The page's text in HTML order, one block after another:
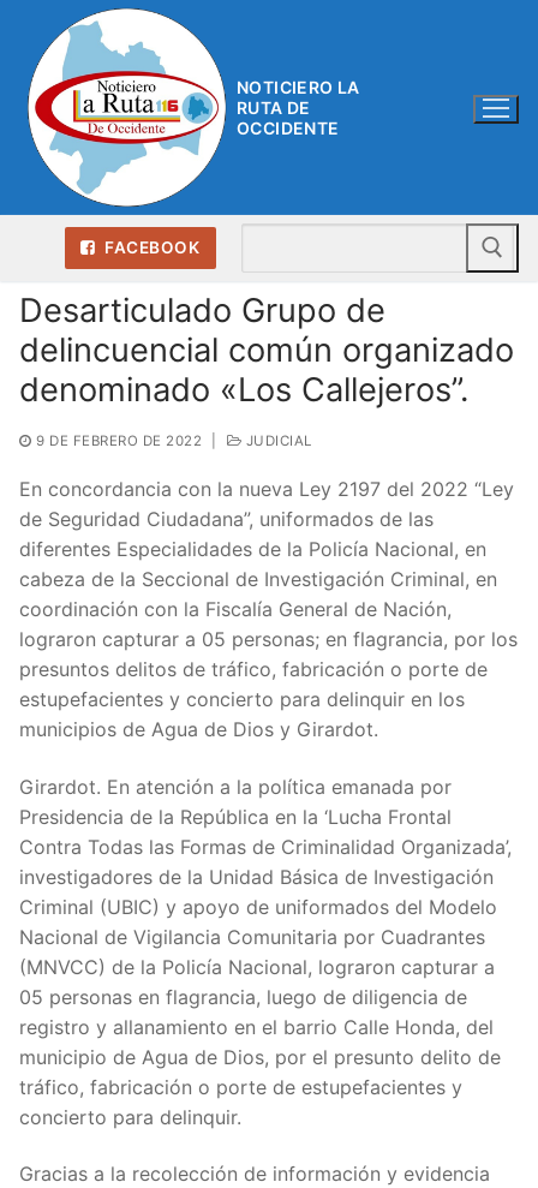
contenido
NOTICIERO LA
RUTA DE
OCCIDENTE
FACEBOOK
Desarticulado Grupo de
delincuencial común organizado
denominado «Los Callejeros”.
9 DE FEBRERO DE 2022 JUDICIAL
En concordancia con la nueva Ley 2197 del 2022 “Ley
de Seguridad Ciudadana”, uniformados de las
diferentes Especialidades de la Policía Nacional, en
cabeza de la Seccional de Investigación Criminal, en
coordinación con la Fiscalía General de Nación,
lograron capturar a 05 personas; en flagrancia, por los
presuntos delitos de tráfico, fabricación o porte de
estupefacientes y concierto para delinquir en los
municipios de Agua de Dios y Girardot.
Girardot. En atención a la política emanada por
Presidencia de la República en la ‘Lucha Frontal
Contra Todas las Formas de Criminalidad Organizada’,
investigadores de la Unidad Básica de Investigación
Criminal (UBIC) y apoyo de uniformados del Modelo
Nacional de Vigilancia Comunitaria por Cuadrantes
(MNVCC) de la Policía Nacional, lograron capturar a
05 personas en flagrancia, luego de diligencia de
registro y allanamiento en el barrio Calle Honda, del
municipio de Agua de Dios, por el presunto delito de
tráfico, fabricación o porte de estupefacientes y
concierto para delinquir.
Gracias a la recolección de información y evidencia